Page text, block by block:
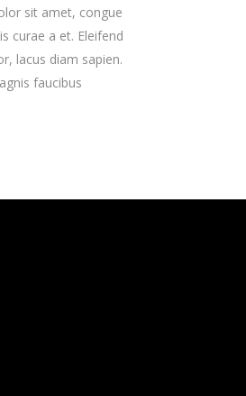
sit amet, congue
curae a et. Eleifend
lacus diam sapien.
faucibus